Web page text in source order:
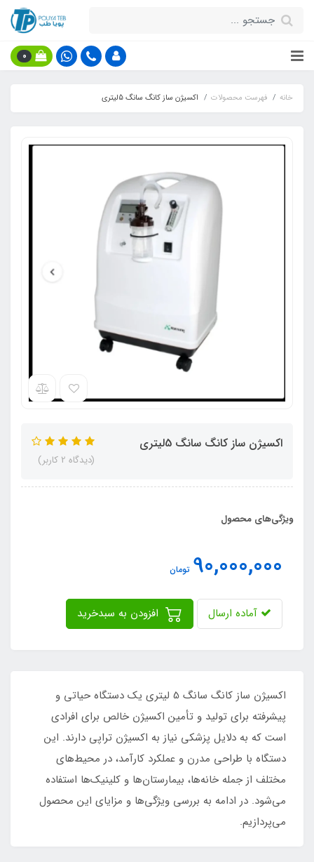
0
خانه فهرست محصولات اکسیژن ساز کانگ سانگ 5لیتری
اکسیژن ساز کانگ سانگ 5لیتری
(دیدگاه 2 کاربر)
ویژگی‌های محصول
90,000,000 تومان
آماده ارسال
اکسیژن ساز کانگ سانگ 5 لیتری یک دستگاه حیاتی و
پیشرفته برای تولید و تأمین اکسیژن خالص برای افرادی
است که به دلایل پزشکی نیاز به اکسیژن تراپی دارند. این
دستگاه با طراحی مدرن و عملکرد کارآمد، در محیط‌های
مختلف از جمله خانه‌ها، بیمارستان‌ها و کلینیک‌ها استفاده
می‌شود. در ادامه به بررسی ویژگی‌ها و مزایای این محصول
می‌پردازیم.